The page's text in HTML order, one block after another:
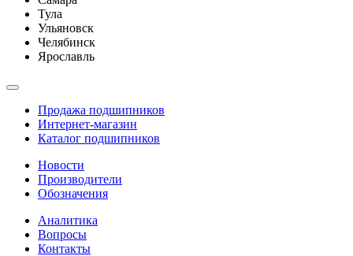
Тула
Ульяновск
Челябинск
Ярославль
Продажа подшипников
Интернет-магазин
Каталог подшипников
Новости
Производители
Обозначения
Аналитика
Вопросы
Контакты